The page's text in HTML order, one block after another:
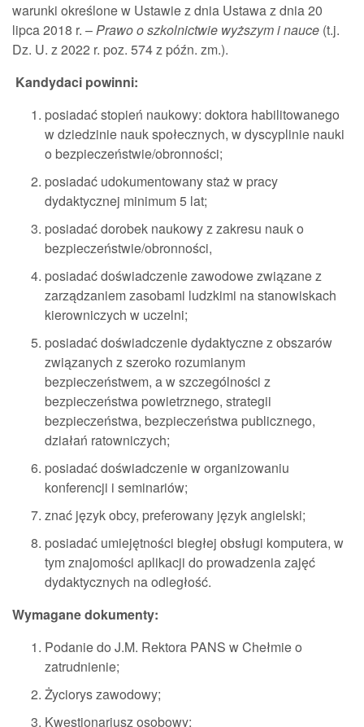
warunki określone w Ustawie z dnia Ustawa z dnia 20
lipca 2018 r. –Prawo o szkolnictwie wyższym i nauce (t.j.
Dz. U. z 2022 r. poz. 574 z późn. zm.).
Kandydaci powinni:
posiadać stopień naukowy: doktora habilitowanego
w dziedzinie nauk społecznych, w dyscyplinie nauki
o bezpieczeństwie/obronności;
posiadać udokumentowany staż w pracy
dydaktycznej minimum 5 lat;
posiadać dorobek naukowy z zakresu nauk o
bezpieczeństwie/obronności,
posiadać doświadczenie zawodowe związane z
zarządzaniem zasobami ludzkimi na stanowiskach
kierowniczych w uczelni;
posiadać doświadczenie dydaktyczne z obszarów
związanych z szeroko rozumianym
bezpieczeństwem, a w szczególności z
bezpieczeństwa powietrznego, strategii
bezpieczeństwa, bezpieczeństwa publicznego,
działań ratowniczych;
posiadać doświadczenie w organizowaniu
konferencji i seminariów;
znać język obcy, preferowany język angielski;
posiadać umiejętności biegłej obsługi komputera, w
tym znajomości aplikacji do prowadzenia zajęć
dydaktycznych na odległość.
Wymagane dokumenty:
Podanie do J.M. Rektora PANS w Chełmie o
zatrudnienie;
Życiorys zawodowy;
Kwestionariusz osobowy;